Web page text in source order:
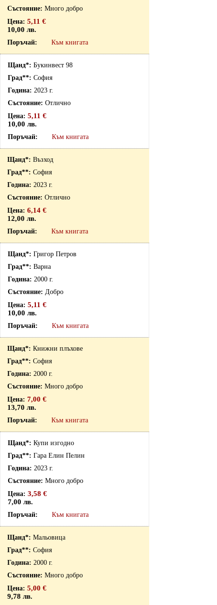
Много добро
5,11 €
10,00 лв.
Към книгата
Букинвест 98
София
2023 г.
Отлично
5,11 €
10,00 лв.
Към книгата
Възход
София
2023 г.
Отлично
6,14 €
12,00 лв.
Към книгата
Григор Петров
Варна
2000 г.
Добро
5,11 €
10,00 лв.
Към книгата
Книжни плъхове
София
2000 г.
Много добро
7,00 €
13,70 лв.
Към книгата
Купи изгодно
Гара Елин Пелин
2023 г.
Много добро
3,58 €
7,00 лв.
Към книгата
Мальовица
София
2000 г.
Много добро
5,00 €
9,78 лв.